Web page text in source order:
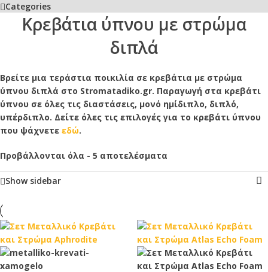
Categories
Κρεβάτια ύπνου με στρώμα
διπλά
Βρείτε μια τεράστια ποικιλία σε κρεβάτια με στρώμα
ύπνου διπλά στο Stromatadiko.gr. Παραγωγή στα κρεβάτι
ύπνου σε όλες τις διαστάσεις, μονό ημίδιπλο, διπλό,
υπέρδιπλο. Δείτε όλες τις επιλογές για το κρεβάτι ύπνου
που ψάχνετε εδώ.
Προβάλλονται όλα - 5 αποτελέσματα
Show sidebar